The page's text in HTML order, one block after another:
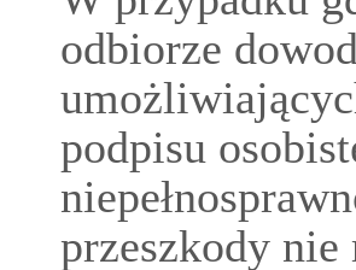
odbiorze
podpisu
przeszkody nie